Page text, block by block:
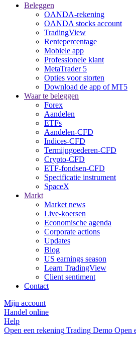
Beleggen
OANDA-rekening
OANDA stocks account
TradingView
Rentepercentage
Mobiele app
Professionele klant
MetaTrader 5
Opties voor storten
Download de app of MT5
Waar te beleggen
Forex
Aandelen
ETFs
Aandelen-CFD
Indices-CFD
Termijngoederen-CFD
Crypto-CFD
ETF-fondsen-CFD
Specificatie instrument
SpaceX
Markt
Market news
Live-koersen
Economische agenda
Corporate actions
Updates
Blog
US earnings season
Learn TradingView
Client sentiment
Contact
Mijn account
Handel online
Help
Open een rekening Trading Demo Open